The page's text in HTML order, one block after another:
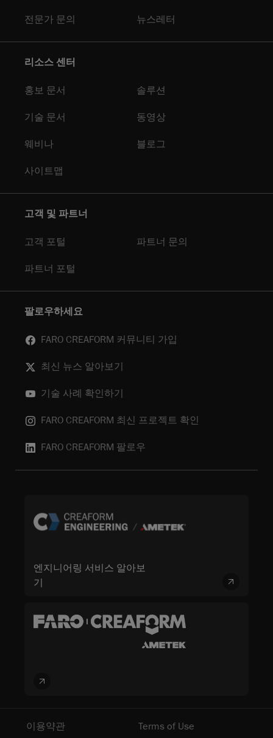
전문가 문의 뉴스레터
리소스 센터
홍보 문서 솔루션
기술 문서 동영상
웨비나 블로그
사이트맵
고객 및 파트너
고객 포털 파트너 문의
파트너 포털
팔로우하세요
FARO CREAFORM 커뮤니티 가입
최신 뉴스 알아보기
기술 사례 확인하기
FARO CREAFORM 최신 프로젝트 확인
FARO CREAFORM 팔로우
엔지니어링 서비스 알아보
기
이용약관 Terms of Use